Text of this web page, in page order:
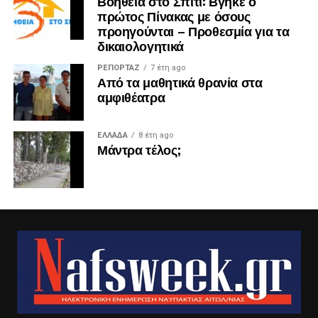
πρώτος Πίνακας με όσους
προηγούνται – Προθεσμία για τα
δικαιολογητικά
ΡΕΠΟΡΤΑΖ 7 έτη ago
Από τα μαθητικά θρανία στα
αμφιθέατρα
ΕΛΛΑΔΑ 8 έτη ago
Μάντρα τέλος;